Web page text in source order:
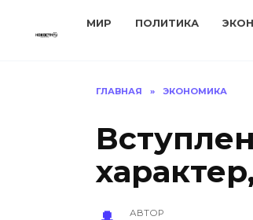
МИР ПОЛИТИКА
ГЛАВНАЯ » ЭКОНОМИКА
АВТОР